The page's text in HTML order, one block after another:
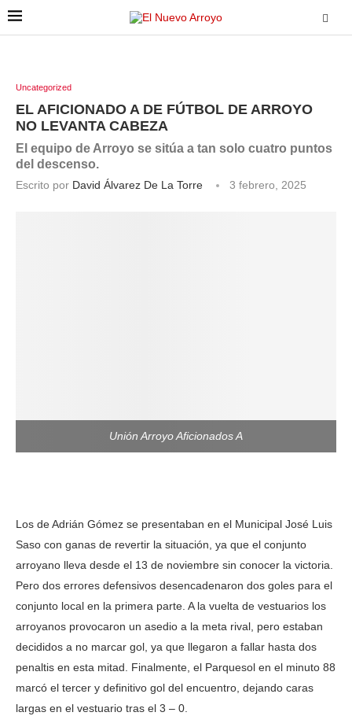
Uncategorized
EL AFICIONADO A DE FÚTBOL DE ARROYO
NO LEVANTA CABEZA
El equipo de Arroyo se sitúa a tan solo cuatro puntos
del descenso.
Escrito por David Álvarez De La Torre 3 febrero, 2025
Unión Arroyo Aficionados A
Los de Adrián Gómez se presentaban en el Municipal José Luis
Saso con ganas de revertir la situación, ya que el conjunto
arroyano lleva desde el 13 de noviembre sin conocer la victoria.
Pero dos errores defensivos desencadenaron dos goles para el
conjunto local en la primera parte. A la vuelta de vestuarios los
arroyanos provocaron un asedio a la meta rival, pero estaban
decididos a no marcar gol, ya que llegaron a fallar hasta dos
penaltis en esta mitad. Finalmente, el Parquesol en el minuto 88
marcó el tercer y definitivo gol del encuentro, dejando caras
largas en el vestuario tras el 3 – 0.